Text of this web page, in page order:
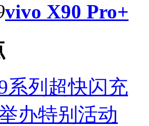
vivo X90 Pro+
系列超快闪充
办特别活动